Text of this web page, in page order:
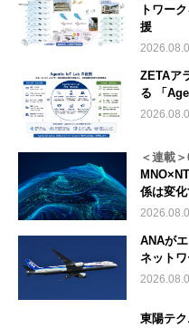
トワー
援
ZETAア
る 「
＜連載
係は変化
ANAが
ネット
東陽テ